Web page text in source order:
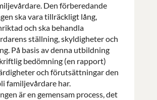
Den förberedande
ska vara tillräckligt lång,
och ska behandla
ställning, skyldigheter och
På basis av denna utbildning
bedömning (en rapport)
och förutsättningar den
familjevårdare har.
är en gemensam process, det